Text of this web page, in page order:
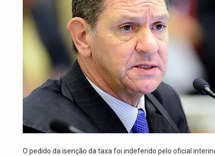
O pedido da isenção da taxa foi indeferido pelo oficial